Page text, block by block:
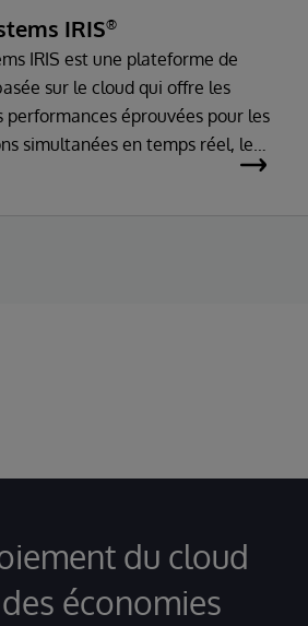
IRIS®
IRIS est une plateforme de
sur le cloud qui offre les
performances éprouvées pour les
simultanées en temps réel, le
et le traitement analytique dans
du cloud
économies